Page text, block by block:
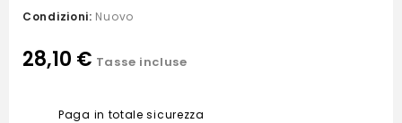
Condizioni: Nuovo
28,10 € Tasse incluse
Paga in totale sicurezza